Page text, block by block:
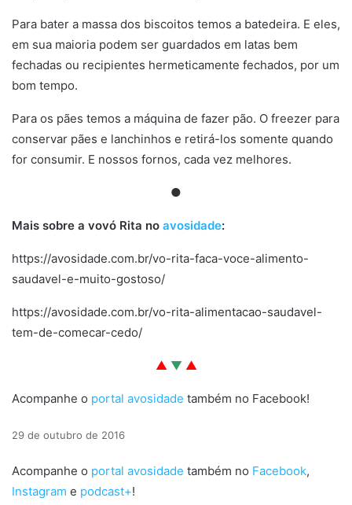
Para bater a massa dos biscoitos temos a batedeira. E eles,
em sua maioria podem ser guardados em latas bem
fechadas ou recipientes hermeticamente fechados, por um
bom tempo.
Para os pães temos a máquina de fazer pão. O freezer para
conservar pães e lanchinhos e retirá-los somente quando
for consumir. E nossos fornos, cada vez melhores.
●
Mais sobre a vovó Rita no avosidade:
https://avosidade.com.br/vo-rita-faca-voce-alimento-
saudavel-e-muito-gostoso/
https://avosidade.com.br/vo-rita-alimentacao-saudavel-
tem-de-comecar-cedo/
▲ ▼ ▲
Acompanhe o portal avosidade também no Facebook!
29 de outubro de 2016
Acompanhe o portal avosidade também no Facebook,
Instagram e podcast+!